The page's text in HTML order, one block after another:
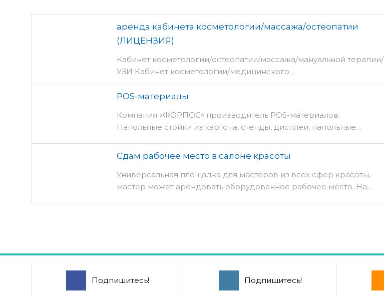
аренда кабинета косметологии/массажа/остеопатии
(ЛИЦЕНЗИЯ)
Кабинет косметологии/остеопатии/массажа/мануальной терапии/
УЗИ Кабинет косметологии/медицинского…
POS-материалы
Компания «ФОРПОС» производитель POS-материалов.
Напольные стойки из картона, стенды, дисплеи, напольные…
Сдам рабочее место в салоне красоты
Универсальная площадка для мастеров из всех сфер красоты,
мастер может арендовать оборудованное рабочее место. На…
Подпишитесь! Подпишитесь!